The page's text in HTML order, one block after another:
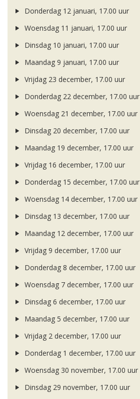
Donderdag 12 januari, 17.00 uur
Woensdag 11 januari, 17.00 uur
Dinsdag 10 januari, 17.00 uur
Maandag 9 januari, 17.00 uur
Vrijdag 23 december, 17.00 uur
Donderdag 22 december, 17.00 uur
Woensdag 21 december, 17.00 uur
Dinsdag 20 december, 17.00 uur
Maandag 19 december, 17.00 uur
Vrijdag 16 december, 17.00 uur
Donderdag 15 december, 17.00 uur
Woensdag 14 december, 17.00 uur
Dinsdag 13 december, 17.00 uur
Maandag 12 december, 17.00 uur
Vrijdag 9 december, 17.00 uur
Donderdag 8 december, 17.00 uur
Woensdag 7 december, 17.00 uur
Dinsdag 6 december, 17.00 uur
Maandag 5 december, 17.00 uur
Vrijdag 2 december, 17.00 uur
Donderdag 1 december, 17.00 uur
Woensdag 30 november, 17.00 uur
Dinsdag 29 november, 17.00 uur